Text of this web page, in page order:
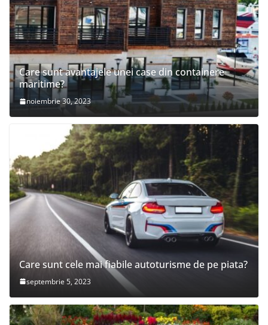
Care sunt avantajele unei case din containere
maritime?
noiembrie 30, 2023
Care sunt cele mai fiabile autoturisme de pe piata?
septembrie 5, 2023